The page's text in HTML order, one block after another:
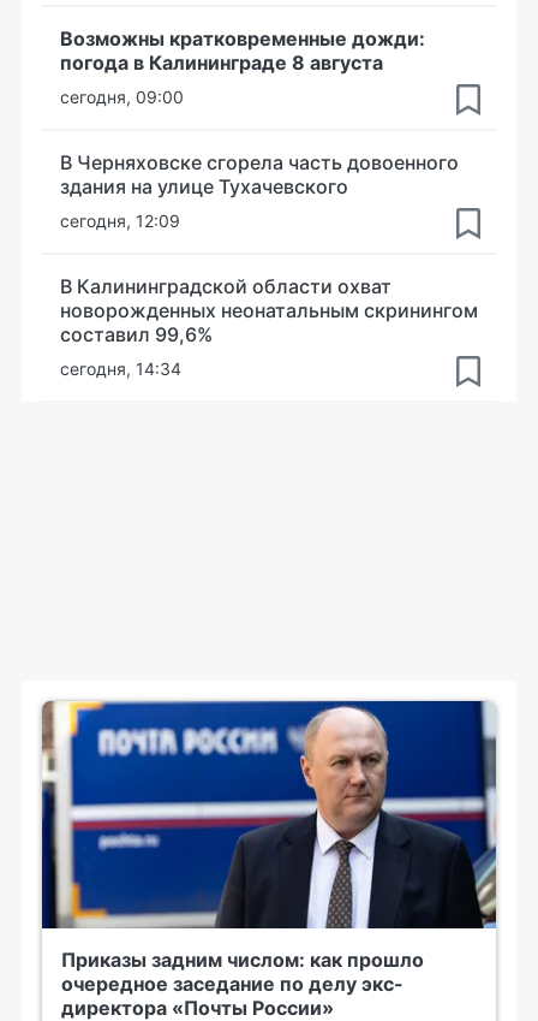
Возможны кратковременные дожди:
погода в Калининграде 8 августа
сегодня, 09:00
В Черняховске сгорела часть довоенного
здания на улице Тухачевского
сегодня, 12:09
В Калининградской области охват
новорожденных неонатальным скринингом
составил 99,6%
сегодня, 14:34
Приказы задним числом: как прошло
очередное заседание по делу экс-
директора «Почты России»